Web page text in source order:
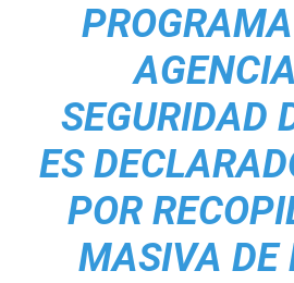
SEGURIDAD
ES
POR
MASIVA DE